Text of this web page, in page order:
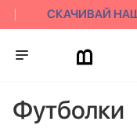
СКАЧИВАЙ
Футболки